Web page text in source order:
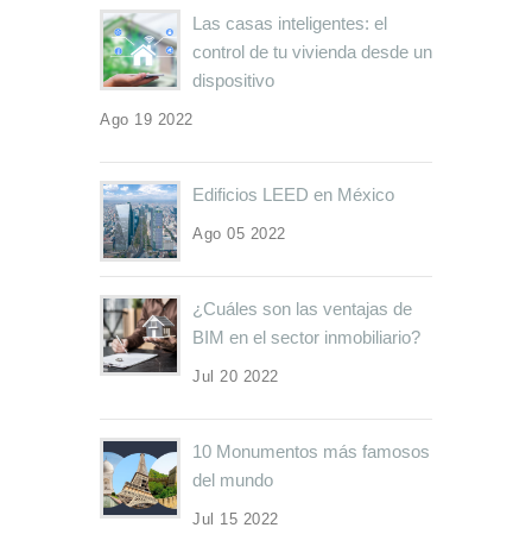
Las casas inteligentes: el
control de tu vivienda desde un
dispositivo
Ago 19 2022
Edificios LEED en México
Ago 05 2022
¿Cuáles son las ventajas de
BIM en el sector inmobiliario?
Jul 20 2022
10 Monumentos más famosos
del mundo
Jul 15 2022